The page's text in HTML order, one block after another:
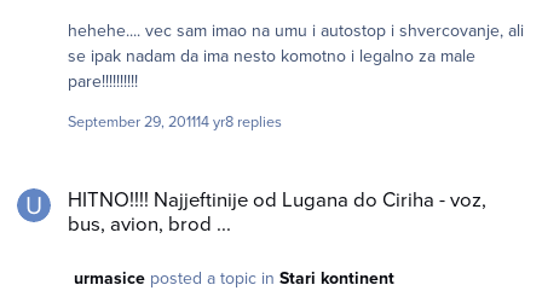
hehehe.... vec sam imao na umu i autostop i shvercovanje, ali
se ipak nadam da ima nesto komotno i legalno za male
pare!!!!!!!!!!
September 29, 201114 yr8 replies
HITNO!!!! Najjeftinije od Lugana do Ciriha - voz,
bus, avion, brod ...
urmasiceposted a topic in Stari kontinent